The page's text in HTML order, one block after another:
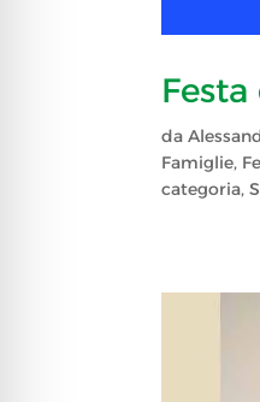
da
Famiglie,
categoria,